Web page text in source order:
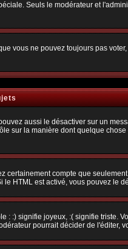
Seuls le modérateur et
vous ne pouvez toujours pas
aussi le désactiver sur un
sur la manière dont quelque
certainement compte que
HTML est activé, vous pouvez le
:) signifie joyeux, :( signifie triste.
pourrait décider de l'éditer,